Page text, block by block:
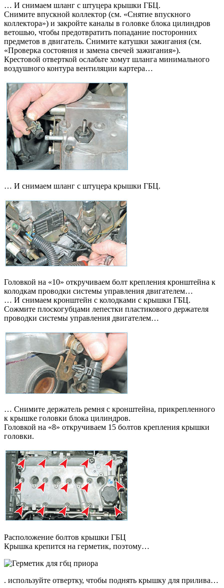
… И снимаем шланг с штуцера крышки ГБЦ.
Снимите впускной коллектор (см. «Снятие впускного
коллектора») и закройте каналы в головке блока цилиндров
ветошью, чтобы предотвратить попадание посторонних
предметов в двигатель. Снимите катушки зажигания (см.
«Проверка состояния и замена свечей зажигания»).
Крестовой отверткой ослабьте хомут шланга минимального
воздушного контура вентиляции картера…
… И снимаем шланг с штуцера крышки ГБЦ.
Головкой на «10» откручиваем болт крепления кронштейна к
колодкам проводки системы управления двигателем…
… И снимаем кронштейн с колодками с крышки ГБЦ.
Сожмите плоскогубцами лепестки пластикового держателя
проводки системы управления двигателем…
… Снимите держатель ремня с кронштейна, прикрепленного
к крышке головки блока цилиндров.
Головкой на «8» откручиваем 15 болтов крепления крышки
головки.
Расположение болтов крышки ГБЦ
Крышка крепится на герметик, поэтому…
. используйте отвертку, чтобы поднять крышку для прилива…